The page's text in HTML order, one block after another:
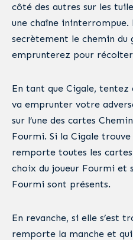
côté des autres sur les
une chaîne ininterrompue.
secrètement le chemin du
emprunterez pour
En tant que Cigale, tentez
va emprunter votre
sur l’une des cartes
Fourmi. Si la Cigale
remporte toutes les
choix du joueur Fourmi et
Fourmi sont présents.
En revanche, si elle s’est
remporte la manche et